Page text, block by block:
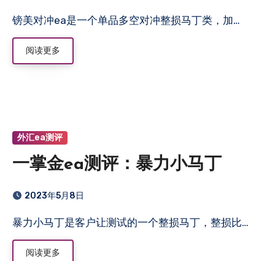
镑美对冲ea是一个单品多空对冲整损马丁类，加…
阅读更多
外汇ea测评
一掌金ea测评：暴力小马丁
2023年5月8日
暴力小马丁是客户让测试的一个整损马丁，整损比…
阅读更多